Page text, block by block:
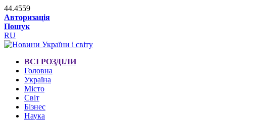
44.4559
Авторизація
Пошук
RU
ВСІ РОЗДІЛИ
Головна
Україна
Місто
Світ
Бізнес
Наука